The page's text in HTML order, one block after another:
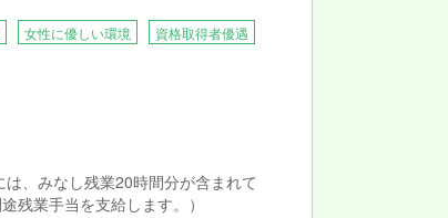
事です。
女性に優しい環境
資格取得者優遇
、みなし残業20時間分が含まれて
残業手当を支給します。）